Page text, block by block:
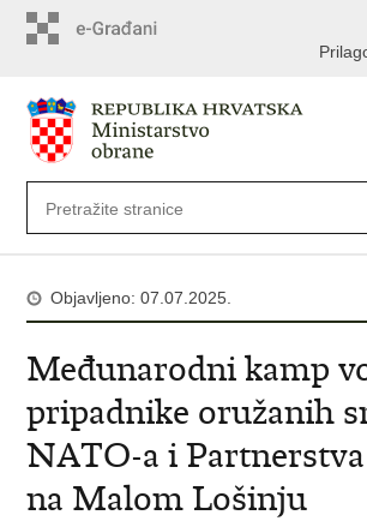
Objavljeno: 07.07.2025.
Međunarodni kamp
pripadnike oružanih
NATO-a i
na Malom Lošinju